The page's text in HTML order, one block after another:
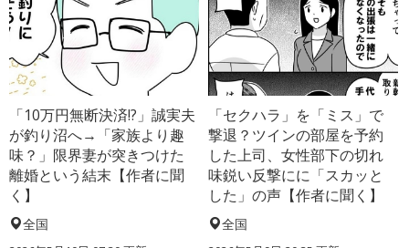
「10万円無断決済!?」誠実夫
が釣り沼へ→「家族より趣
味？」限界妻が突きつけた
離婚という結末【作者に聞
く】
全国
「セクハラ」を「ミス」で
撃退？ツインの部屋を予約
した上司、女性部下の切れ
味鋭い反撃にに「スカッと
した」の声【作者に聞く】
全国